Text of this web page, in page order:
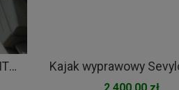
Orbitrek - Technogym EXCITE 500 - eliptyk
2 400,00 zł